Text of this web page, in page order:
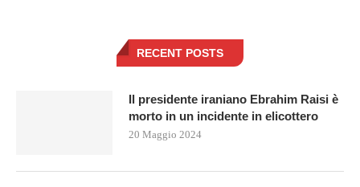
RECENT POSTS
Il presidente iraniano Ebrahim Raisi è
morto in un incidente in elicottero
20 Maggio 2024